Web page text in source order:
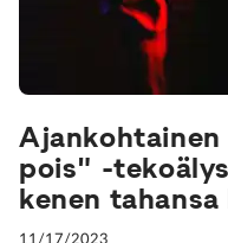
pois" -
kenen
11/17/2023